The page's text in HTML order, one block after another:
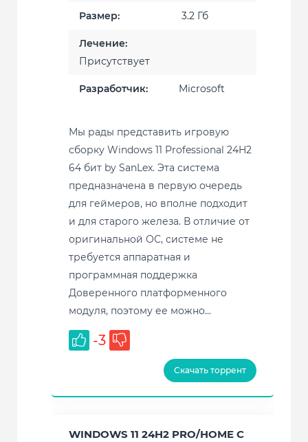
Размер: 3.2 Гб
Лечение:
Присутствует
Разработчик: Microsoft
Мы рады представить игровую
сборку Windows 11 Professional 24H2
64 бит by SanLex. Эта система
предназначена в первую очередь
для геймеров, но вполне подходит
и для старого железа. В отличие от
оригинальной ОС, системе не
требуется аппаратная и
программная поддержка
Доверенного платформенного
модуля, поэтому ее можно...
-3
Скачать торрент
WINDOWS 11 24H2 PRO/HOME С